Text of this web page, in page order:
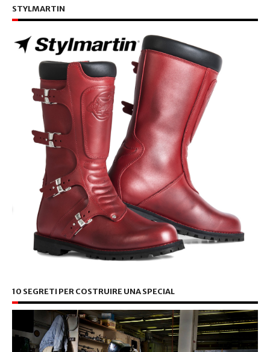
STYLMARTIN
10 SEGRETI PER COSTRUIRE UNA SPECIAL